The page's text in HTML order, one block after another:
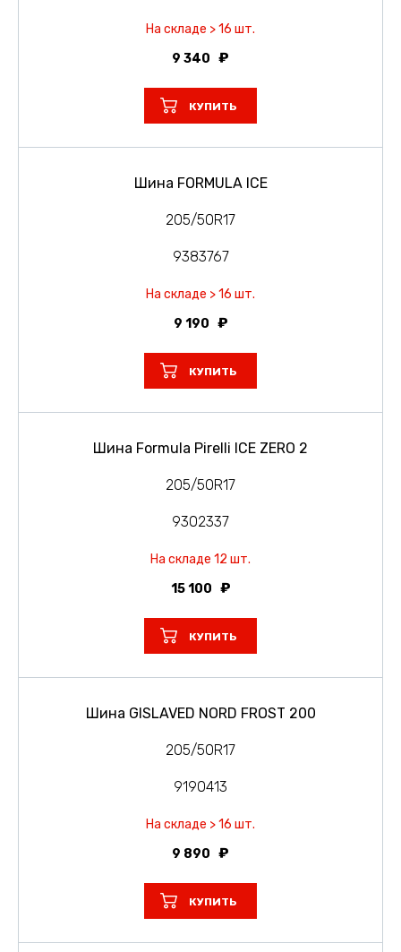
На складе > 16 шт.
9 340
КУПИТЬ
Шина FORMULA ICE
205/50R17
9383767
На складе > 16 шт.
9 190
КУПИТЬ
Шина Formula Pirelli ICE ZERO 2
205/50R17
9302337
На складе 12 шт.
15 100
КУПИТЬ
Шина GISLAVED NORD FROST 200
205/50R17
9190413
На складе > 16 шт.
9 890
КУПИТЬ